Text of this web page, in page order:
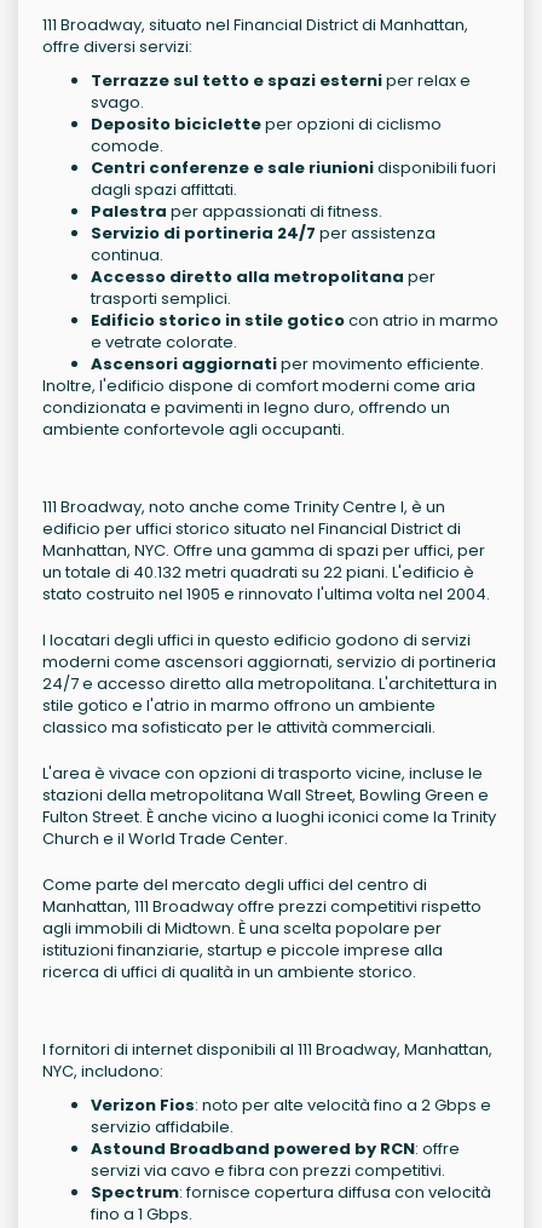
111 Broadway, situato nel Financial District di Manhattan,
offre diversi servizi:
Terrazze sul tetto e spazi esterniper relax e
svago.
Deposito bicicletteper opzioni di ciclismo
comode.
Centri conferenze e sale riunionidisponibili fuori
dagli spazi affittati.
Palestra per appassionati di fitness.
Servizio di portineria 24/7 per assistenza
continua.
Accesso diretto alla metropolitana per
trasporti semplici.
Edificio storico in stile goticocon atrio in marmo
e vetrate colorate.
Ascensori aggiornatiper movimento efficiente.
Inoltre, l'edificio dispone di comfort moderni come aria
condizionata e pavimenti in legno duro, offrendo un
ambiente confortevole agli occupanti.
111 Broadway, noto anche come Trinity Centre I, è un
edificio per uffici storico situato nel Financial District di
Manhattan, NYC. Offre una gamma di spazi per uffici, per
un totale di 40.132 metri quadrati su 22 piani. L'edificio è
stato costruito nel 1905 e rinnovato l'ultima volta nel 2004.
I locatari degli uffici in questo edificio godono di servizi
moderni come ascensori aggiornati, servizio di portineria
24/7 e accesso diretto alla metropolitana. L'architettura in
stile gotico e l'atrio in marmo offrono un ambiente
classico ma sofisticato per le attività commerciali.
L'area è vivace con opzioni di trasporto vicine, incluse le
stazioni della metropolitana Wall Street, Bowling Green e
Fulton Street. È anche vicino a luoghi iconici come la Trinity
Church e il World Trade Center.
Come parte del mercato degli uffici del centro di
Manhattan, 111 Broadway offre prezzi competitivi rispetto
agli immobili di Midtown. È una scelta popolare per
istituzioni finanziarie, startup e piccole imprese alla
ricerca di uffici di qualità in un ambiente storico.
I fornitori di internet disponibili al 111 Broadway, Manhattan,
NYC, includono:
Verizon Fios: noto per alte velocità fino a 2 Gbps e
servizio affidabile.
Astound Broadband powered by RCN: offre
servizi via cavo e fibra con prezzi competitivi.
Spectrum: fornisce copertura diffusa con velocità
fino a 1 Gbps.